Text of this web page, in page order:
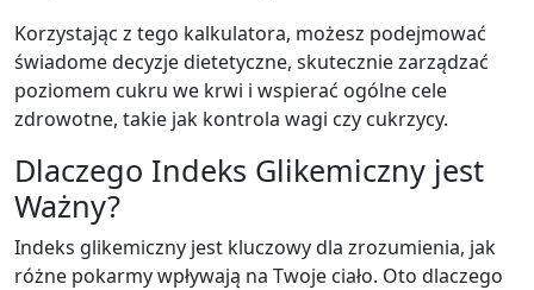
Korzystając z tego kalkulatora, możesz podejmować
świadome decyzje dietetyczne, skutecznie zarządzać
poziomem cukru we krwi i wspierać ogólne cele
zdrowotne, takie jak kontrola wagi czy cukrzycy.
Dlaczego Indeks Glikemiczny jest
Ważny?
Indeks glikemiczny jest kluczowy dla zrozumienia, jak
różne pokarmy wpływają na Twoje ciało. Oto dlaczego